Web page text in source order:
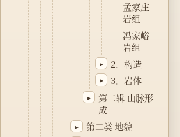
孟家庄
岩组
冯家峪
岩组
▸ 2．构造
▸ 3．岩体
▸
第二辑 山脉形
成
▸
第二类 地貌